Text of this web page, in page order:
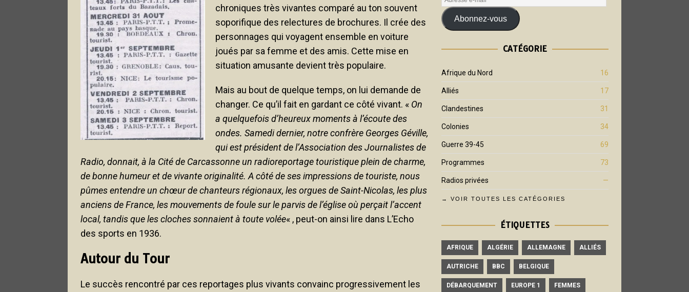
chroniques très vivantes comparé au ton souvent
soporifique des relectures de brochures. Il crée des
personnages qui voyagent ensemble en voiture
joués par sa femme et des amis. Cette mise en
situation amusante devient très populaire.
Mais au bout de quelque temps, on lui demande de
changer. Ce qu’il fait en gardant ce côté vivant. « On
a quelquefois d’heureux moments à l’écoute des
ondes. Samedi dernier, notre confrère Georges Géville,
qui est président de l’Association des Journalistes de
Radio, donnait, à la Cité de Carcassonne un radioreportage touristique plein de charme,
de bonne humeur et de vivante originalité. A côté de ses impressions de touriste, nous
pûmes entendre un chœur de chanteurs régionaux, les orgues de Saint-Nicolas, les plus
anciens de France, les mouvements de foule sur le parvis de l’église où perçait l’accent
local, tandis que les cloches sonnaient à toute volée« , peut-on ainsi lire dans L’Echo
des sports en 1936.
Autour du Tour
Le succès rencontré par ces reportages plus vivants convainc progressivement les
Abonnez-vous
CATÉGORIE
Afrique du Nord 16
Alliés 17
Clandestines 31
Colonies 34
Guerre 39-45 69
Programmes 73
Radios privées —
→ VOIR TOUTES LES CATÉGORIES
ÉTIQUETTES
AFRIQUE ALGÉRIE ALLEMAGNE ALLIÉS
AUTRICHE BBC BELGIQUE
DÉBARQUEMENT EUROPE 1 FEMMES